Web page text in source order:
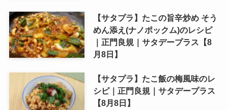
【サタプラ】たこの旨辛炒め そう
めん添え(ナノポックム)のレシピ
｜正門良規｜サタデープラス【8
月8日】
【サタプラ】たこ飯の梅風味のレ
シピ｜正門良規｜サタデープラス
【8月8日】